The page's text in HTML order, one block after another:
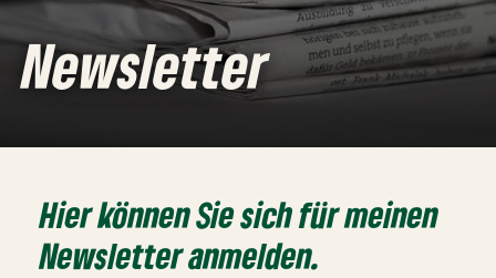
Newsletter
Hier können Sie sich für meinen
Newsletter anmelden.